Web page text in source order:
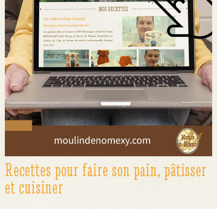
Recettes pour faire son pain, pâtisser
et cuisiner